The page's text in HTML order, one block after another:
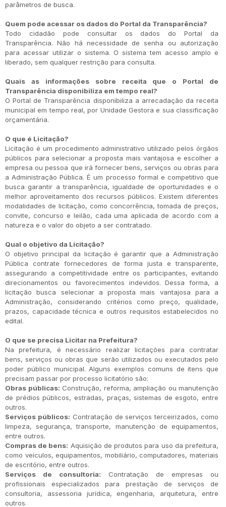
parâmetros de busca.
Quem pode acessar os dados do Portal da Transparência?
Todo cidadão pode consultar os dados do Portal da
Transparência. Não há necessidade de senha ou autorização
para acessar utilizar o sistema. O sistema tem acesso amplo e
liberado, sem qualquer restrição para consulta.
Quais as informações sobre receita que o Portal de
Transparência disponibiliza em tempo real?
O Portal de Transparência disponibiliza a arrecadação da receita
municipal em tempo real, por Unidade Gestora e sua classificação
orçamentária.
O que é Licitação?
Licitação é um procedimento administrativo utilizado pelos órgãos
públicos para selecionar a proposta mais vantajosa e escolher a
empresa ou pessoa que irá fornecer bens, serviços ou obras para
a Administração Pública. É um processo formal e competitivo que
busca garantir a transparência, igualdade de oportunidades e o
melhor aproveitamento dos recursos públicos. Existem diferentes
modalidades de licitação, como concorrência, tomada de preços,
convite, concurso e leilão, cada uma aplicada de acordo com a
natureza e o valor do objeto a ser contratado.
Qual o objetivo da Licitação?
O objetivo principal da licitação é garantir que a Administração
Pública contrate fornecedores de forma justa e transparente,
assegurando a competitividade entre os participantes, evitando
direcionamentos ou favorecimentos indevidos. Dessa forma, a
licitação busca selecionar a proposta mais vantajosa para a
Administração, considerando critérios como preço, qualidade,
prazos, capacidade técnica e outros requisitos estabelecidos no
edital.
O que se precisa Licitar na Prefeitura?
Na prefeitura, é necessário realizar licitações para contratar
bens, serviços ou obras que serão utilizados ou executados pelo
poder público municipal. Alguns exemplos comuns de itens que
precisam passar por processo licitatório são:
Obras públicas: Construção, reforma, ampliação ou manutenção
de prédios públicos, estradas, praças, sistemas de esgoto, entre
outros.
Serviços públicos: Contratação de serviços terceirizados, como
limpeza, segurança, transporte, manutenção de equipamentos,
entre outros.
Compras de bens: Aquisição de produtos para uso da prefeitura,
como veículos, equipamentos, mobiliário, computadores, materiais
de escritório, entre outros.
Serviços de consultoria: Contratação de empresas ou
profissionais especializados para prestação de serviços de
consultoria, assessoria jurídica, engenharia, arquitetura, entre
outros.